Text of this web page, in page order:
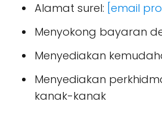
Alamat surel: [email
Menyokong bayaran
Menyediakan
Menyediakan
kanak-kanak